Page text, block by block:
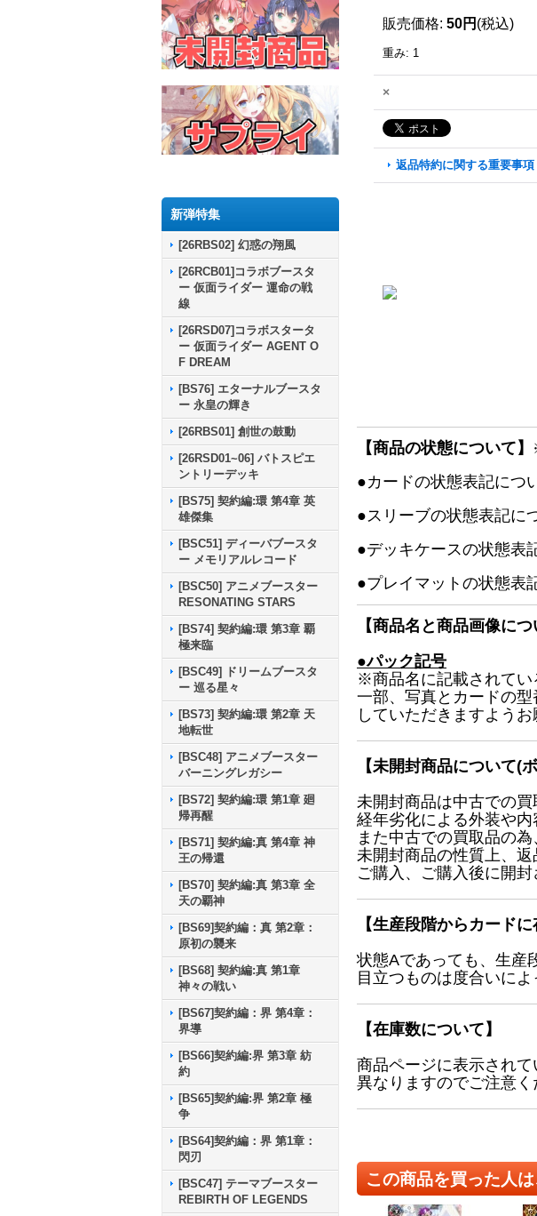
新弾特集
[26RBS02] 幻惑の翔風
[26RCB01]コラボブースタ
ー 仮面ライダー 運命の戦
線
[26RSD07]コラボスタータ
ー 仮面ライダー AGENT O
F DREAM
[BS76] エターナルブースタ
ー 永皇の輝き
[26RBS01] 創世の鼓動
[26RSD01~06] バトスピエ
ントリーデッキ
[BS75] 契約編:環 第4章 英
雄傑集
[BSC51] ディーバブースタ
ー メモリアルレコード
[BSC50] アニメブースター
RESONATING STARS
[BS74] 契約編:環 第3章 覇
極来臨
[BSC49] ドリームブースタ
ー 巡る星々
[BS73] 契約編:環 第2章 天
地転世
[BSC48] アニメブースター
バーニングレガシー
[BS72] 契約編:環 第1章 廻
帰再醒
[BS71] 契約編:真 第4章 神
王の帰還
[BS70] 契約編:真 第3章 全
天の覇神
[BS69]契約編：真 第2章：
原初の襲来
[BS68] 契約編:真 第1章
神々の戦い
[BS67]契約編：界 第4章：
界導
[BS66]契約編:界 第3章 紡
約
[BS65]契約編:界 第2章 極
争
[BS64]契約編：界 第1章：
閃刃
[BSC47] テーマブースター
REBIRTH OF LEGENDS
販売価格: 50円 (税込)
重み: 1
×
返品特約に関する重要事項
【商品の状態について】
●カードの状態表記につ
●スリーブの状態表記に
●デッキケースの状態表
●プレイマットの状態表
【商品名と商品画像につ
●パック記号
※商品名に記載されてい
一部、写真とカードの
していただきますようお
【未開封商品について(
未開封商品は中古での買
経年劣化による外装や内
また中古での買取品の
未開封商品の性質上、返
ご購入、ご購入後に開
【生産段階からカード
状態Aであっても、生産
目立つものは度合いに
【在庫数について】
商品ページに表示され
異なりますのでご注意く
この商品を買った人